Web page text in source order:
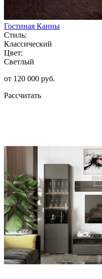
Гостиная Канны
Стиль:
Классический
Цвет:
Светлый
от 120 000 руб.
Рассчитать